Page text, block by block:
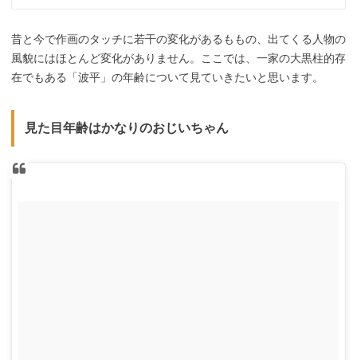
昔と今で作画のタッチに若干の変化があるももの、出てくる人物の
風貌にはほとんど変化がありません。ここでは、一家の大黒柱的存
在でもある「波平」の年齢について見ていきたいと思います。
見た目年齢はかなりのおじいちゃん